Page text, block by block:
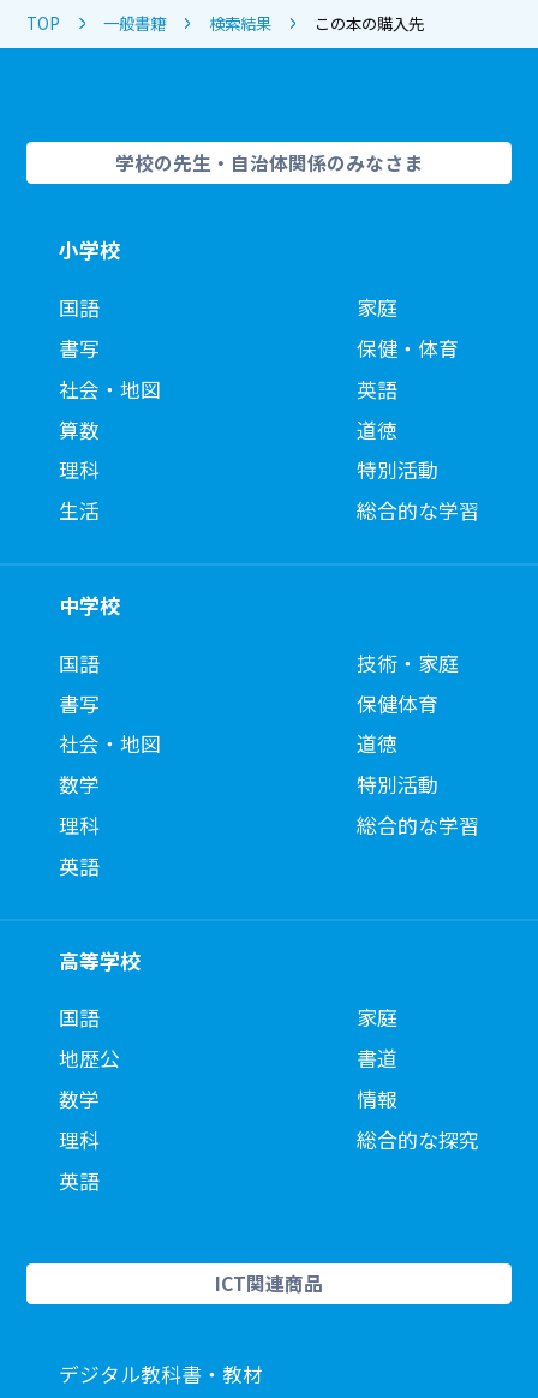
TOP 一般書籍 検索結果 この本の購入先
学校の先生・自治体関係のみなさま
小学校
国語
書写
社会・地図
算数
理科
生活
家庭
保健・体育
英語
道徳
特別活動
総合的な学習
中学校
国語
書写
社会・地図
数学
理科
英語
技術・家庭
保健体育
道徳
特別活動
総合的な学習
高等学校
国語
地歴公
数学
理科
英語
家庭
書道
情報
総合的な探究
ICT関連商品
デジタル教科書・教材